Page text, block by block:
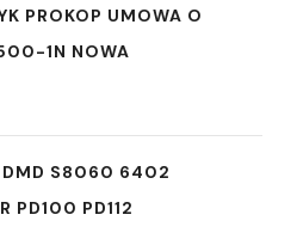
PROKOP UMOWA O
1N NOWA
DMD S8060 6402
PD100 PD112